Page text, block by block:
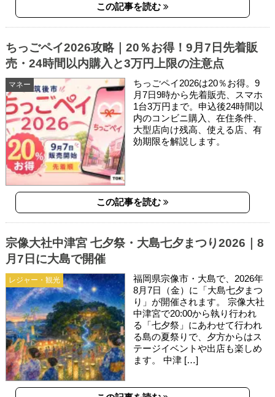
この記事を読む
マネー
ちっごペイ2026攻略｜20％お得！9月7日先着販
売・24時間以内購入と3万円上限の注意点
ちっごペイ2026は20％お得。9
月7日9時から先着販売、スマホ
1台3万円まで。申込後24時間以
内のコンビニ購入、在住条件、
大型店向け残高、使える店、有
効期限を解説します。
この記事を読む
レジャー・観光
宗像大社中津宮 七夕祭・大島七夕まつり2026｜8
月7日に大島で開催
福岡県宗像市・大島で、2026年
8月7日（金）に「大島七夕まつ
り」が開催されます。 宗像大社
中津宮で20:00から執り行われ
る「七夕祭」にあわせて行われ
る島の夏祭りで、夕方からはス
テージイベントや出店も楽しめ
ます。 中津 […]